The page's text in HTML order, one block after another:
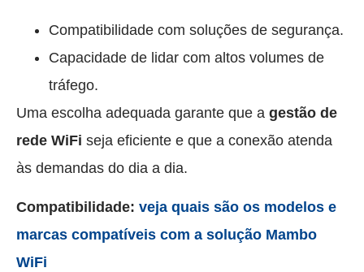
Compatibilidade com soluções de segurança.
Capacidade de lidar com altos volumes de
tráfego.
Uma escolha adequada garante que a gestão de
rede WiFi seja eficiente e que a conexão atenda
às demandas do dia a dia.
Compatibilidade: veja quais são os modelos e
marcas compatíveis com a solução Mambo
WiFi